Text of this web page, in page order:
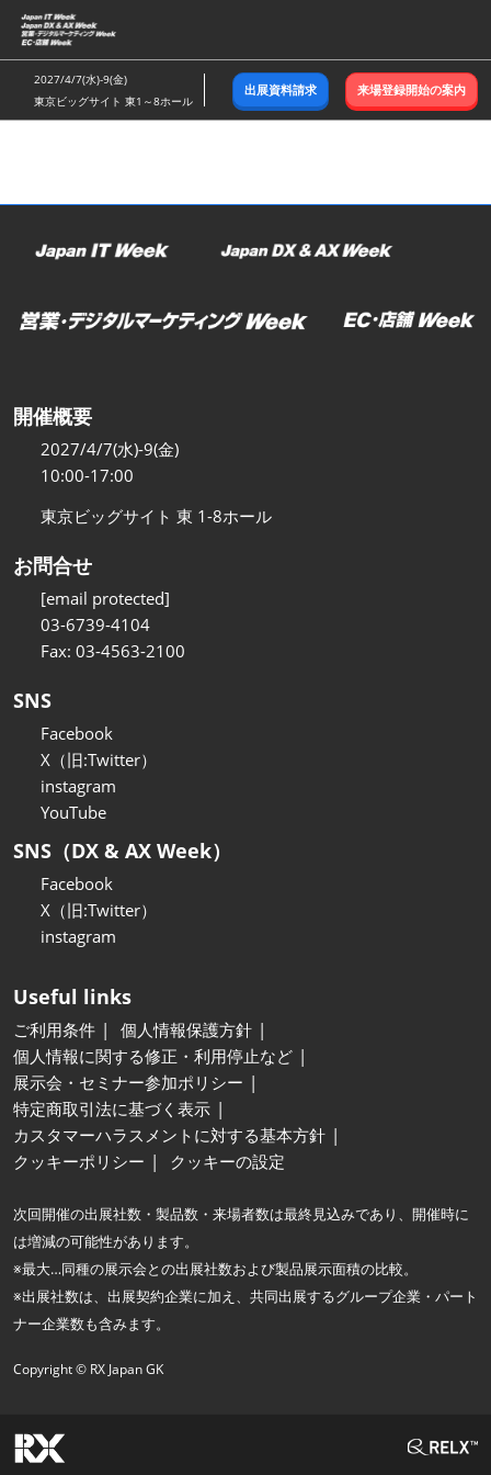
ス
キ
ッ
し
む
2027/4/7(水)-9(金)
東京ビッグサイト 東1～8ホール
出展資料請求 来場登録開始の案内
開催概要
2027/4/7(水)-9(金)
10:00-17:00
東京ビッグサイト 東 1-8ホール
お問合せ
[email protected]
03-6739-4104
Fax: 03-4563-2100
SNS
Facebook
X（旧:Twitter）
instagram
YouTube
SNS（DX & AX Week）
Facebook
X（旧:Twitter）
instagram
Useful links
ご利用条件
個人情報保護方針
個人情報に関する修正・利用停止など
展示会・セミナー参加ポリシー
特定商取引法に基づく表示
カスタマーハラスメントに対する基本方針
クッキーポリシー
クッキーの設定
次回開催の出展社数・製品数・来場者数は最終見込みであり、開催時に
は増減の可能性があります。
※最大…同種の展示会との出展社数および製品展示面積の比較。
※出展社数は、出展契約企業に加え、共同出展するグループ企業・パート
ナー企業数も含みます。
Copyright © RX Japan GK